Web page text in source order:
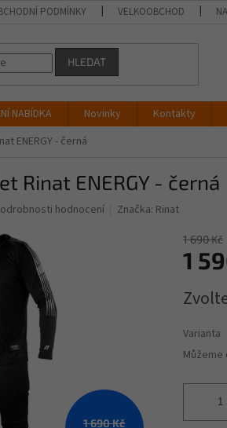
PODMÍNKY VELKOOBCHOD
HLEDAT
NABÍDKA Novinky Kontakty
ENERGY - černá
Rinat ENERGY - černá
hodnocení Značka: Rinat
1 690 Kč
1 690 Kč
1
cena:
Varianta